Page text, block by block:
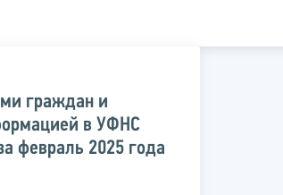
граждан и
в УФНС
февраль 2025 года